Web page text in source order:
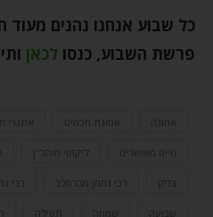
כל שבוע אנחנו נהנים מעוד
פרשת השבוע, כנסולכאן
אמונת חכמים אתגרי חיים
חיים מאושרים ליקוטי מוהר"ן סבל
צדיק רבי נחמן מברסלב רבי נתן
שבועה שמחה תפילה